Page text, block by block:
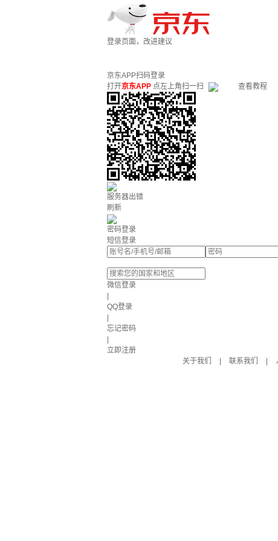
登录页面，改进建议
京东APP扫码登录
打开京东APP 点左上角扫一扫 查看教程
服务器出错
刷新
密码登录
短信登录
微信登录
QQ登录
忘记密码
立即注册
关于我们
联系我们